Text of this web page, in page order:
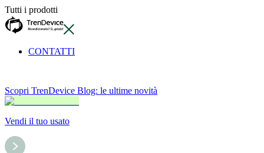
Tutti i prodotti
CONTATTI
Scopri TrenDevice Blog: le ultime novità
Vendi il tuo usato